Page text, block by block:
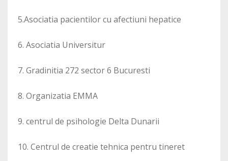
5.Asociatia pacientilor cu afectiuni hepatice
6. Asociatia Universitur
7. Gradinitia 272 sector 6 Bucuresti
8. Organizatia EMMA
9. centrul de psihologie Delta Dunarii
10. Centrul de creatie tehnica pentru tineret